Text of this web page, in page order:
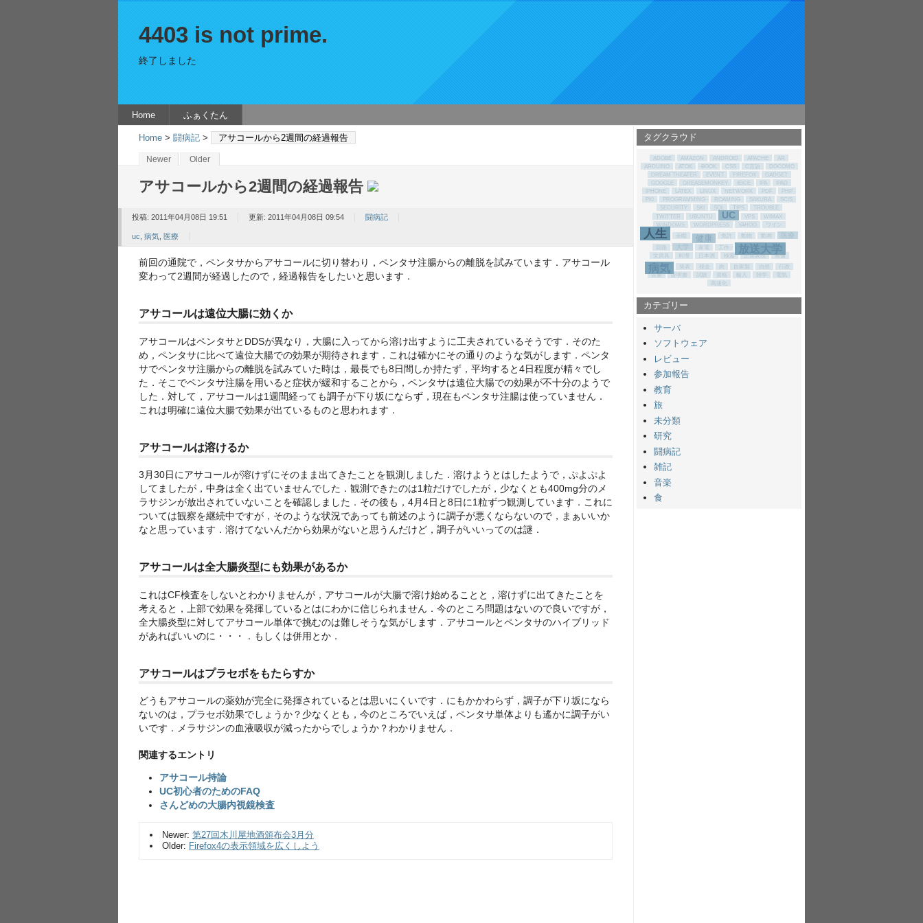
4403 is not prime.
終了しました
Home ふぁくたん
Home > 闘病記 > アサコールから2週間の経過報告
Newer Older
アサコールから2週間の経過報告
投稿: 2011年04月08日 19:51 更新: 2011年04月08日 09:54 闘病記
uc 病気 医療
前回の通院で，ペンタサからアサコールに切り替わり，ペンタサ注腸からの離脱を試みています．アサコール
変わって2週間が経過したので，経過報告をしたいと思います．
アサコールは遠位大腸に効くか
アサコールはペンタサとDDSが異なり，大腸に入ってから溶け出すように工夫されているそうです．そのた
め，ペンタサに比べて遠位大腸での効果が期待されます．これは確かにその通りのような気がします．ペンタ
サでペンタサ注腸からの離脱を試みていた時は，最長でも8日間しか持たず，平均すると4日程度が精々でし
た．そこでペンタサ注腸を用いると症状が緩和することから，ペンタサは遠位大腸での効果が不十分のようで
した．対して，アサコールは1週間経っても調子が下り坂にならず，現在もペンタサ注腸は使っていません．
これは明確に遠位大腸で効果が出ているものと思われます．
アサコールは溶けるか
3月30日にアサコールが溶けずにそのまま出てきたことを観測しました．溶けようとはしたようで，ぷよぷよ
してましたが，中身は全く出ていませんでした．観測できたのは1粒だけでしたが，少なくとも400mg分のメ
ラサジンが放出されていないことを確認しました．その後も，4月4日と8日に1粒ずつ観測しています．これに
ついては観察を継続中ですが，そのような状況であっても前述のように調子が悪くならないので，まぁいいか
なと思っています．溶けてないんだから効果がないと思うんだけど，調子がいいってのは謎．
アサコールは全大腸炎型にも効果があるか
これはCF検査をしないとわかりませんが，アサコールが大腸で溶け始めることと，溶けずに出てきたことを
考えると，上部で効果を発揮しているとはにわかに信じられません．今のところ問題はないので良いですが，
全大腸炎型に対してアサコール単体で挑むのは難しそうな気がします．アサコールとペンタサのハイブリッド
があればいいのに・・・．もしくは併用とか．
アサコールはプラセボをもたらすか
どうもアサコールの薬効が完全に発揮されているとは思いにくいです．にもかかわらず，調子が下り坂になら
ないのは，プラセボ効果でしょうか？少なくとも，今のところでいえば，ペンタサ単体よりも遙かに調子がい
いです．メラサジンの血液吸収が減ったからでしょうか？わかりません．
関連するエントリ
アサコール持論
UC初心者のためのFAQ
さんどめの大腸内視鏡検査
Newer: 第27回木川屋地酒頒布会3月分
Older: Firefox4の表示領域を広くしよう
タグクラウド
ADOBE AMAZON ANDROID APACHE
AR
ARDUINO
ATOK BOOK CSS C言語
DOCOMO
DREAM THEATER
EVENT FIREFOX
GADGET
GOOGLE
GREASEMONKEY IEICE IPA
IPAD
IPHONE
LATEX LINUX NETWORK PDF
PHP
PKI
PROGRAMMING ROAMING SAKURA
SCIS
SECURITY
SKI SQL TIPS
TROUBLE
TWITTER
UBUNTU UC VPS
WIMAX
WINDOWS
WORDPRESS YAHOO ワイン
人生 健康 免許 動物 動画 医療
回路 家電 工作 放送大学
文房具 日本酒 検索 正規表現 画像
病気 発表 税金 肉 自家製 自然
行政
言葉
証明書 資格 輸入
高速化
カテゴリー
サーバ
ソフトウェア
レビュー
参加報告
教育
旅
未分類
研究
闘病記
雑記
音楽
食